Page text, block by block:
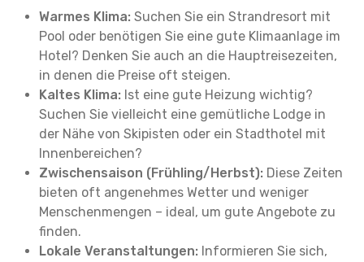
Warmes Klima: Suchen Sie ein Strandresort mit
Pool oder benötigen Sie eine gute Klimaanlage im
Hotel? Denken Sie auch an die Hauptreisezeiten,
in denen die Preise oft steigen.
Kaltes Klima: Ist eine gute Heizung wichtig?
Suchen Sie vielleicht eine gemütliche Lodge in
der Nähe von Skipisten oder ein Stadthotel mit
Innenbereichen?
Zwischensaison (Frühling/Herbst): Diese Zeiten
bieten oft angenehmes Wetter und weniger
Menschenmengen – ideal, um gute Angebote zu
finden.
Lokale Veranstaltungen: Informieren Sie sich,